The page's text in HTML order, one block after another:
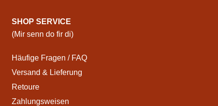
SHOP SERVICE
(Mir senn do fir di)
Häufige Fragen / FAQ
Versand & Lieferung
Retoure
Zahlungsweisen